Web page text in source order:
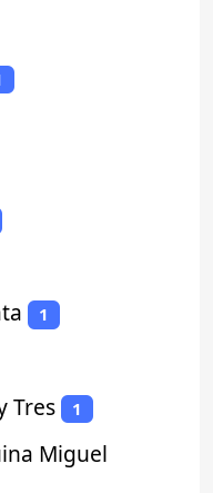
1
Tres 1
Miguel